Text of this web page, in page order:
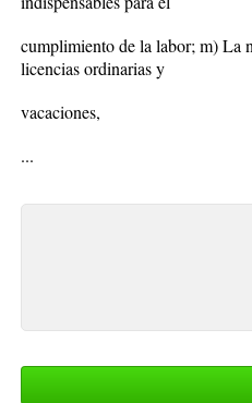
cumplimiento de la labor; m) La
licencias ordinarias y
vacaciones,
...